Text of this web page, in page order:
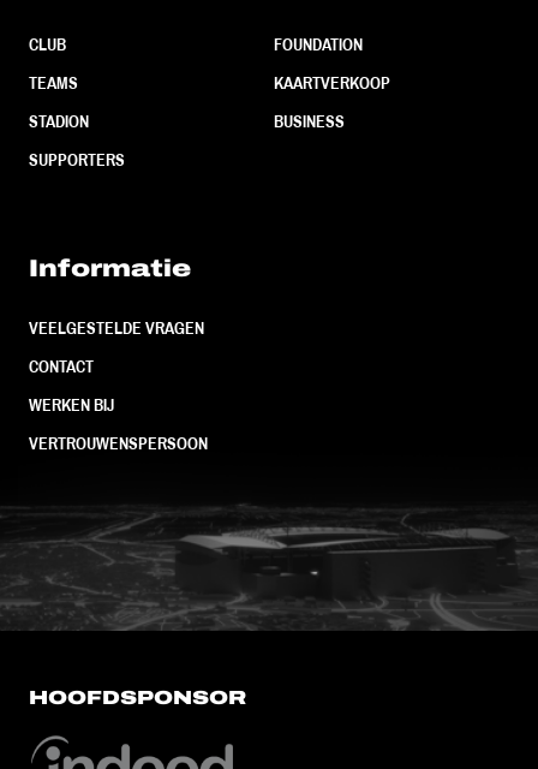
CLUB
TEAMS
STADION
SUPPORTERS
FOUNDATION
KAARTVERKOOP
BUSINESS
Informatie
VEELGESTELDE VRAGEN
CONTACT
WERKEN BIJ
VERTROUWENSPERSOON
FC Utrecht<br>vanuit<br>het
HOOFDSPONSOR